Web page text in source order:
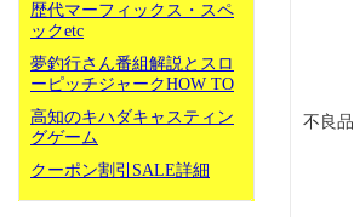
歴代マーフィックス・スペ
ックetc
夢釣行さん番組解説とスロ
ーピッチジャークHOW TO
高知のキハダキャスティン
グゲーム
クーポン割引SALE詳細
不良品